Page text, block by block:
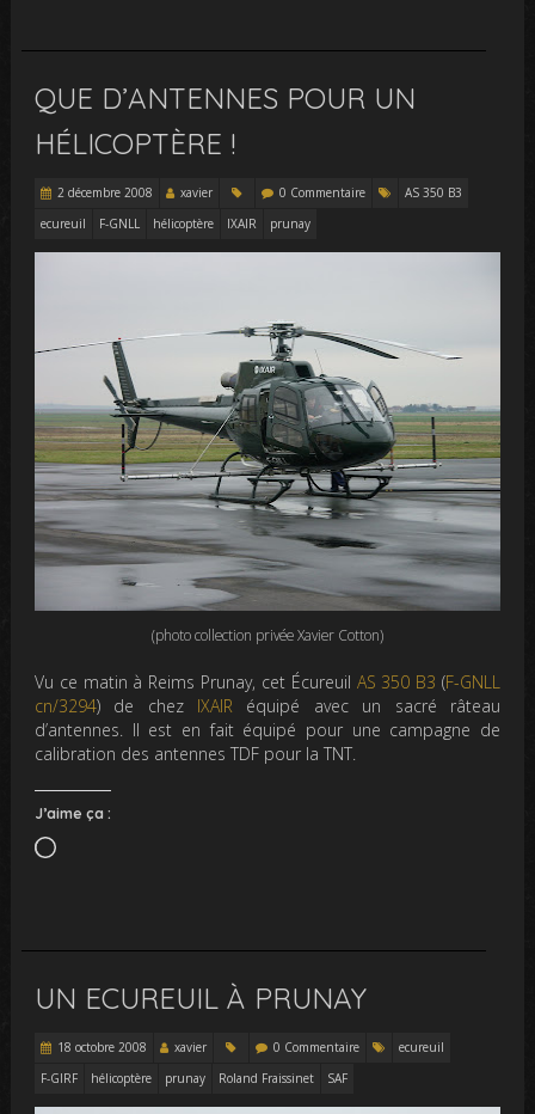
QUE D’ANTENNES POUR UN
HÉLICOPTÈRE !
2 décembre 2008 xavier 0 Commentaire
AS 350 B3
ecureuil
F-GNLL hélicoptère IXAIR prunay
(photo collection privée Xavier Cotton)
Vu ce matin à Reims Prunay, cet Écureuil AS 350 B3 (F-GNLL
cn/3294) de chez IXAIR équipé avec un sacré râteau
d’antennes. Il est en fait équipé pour une campagne de
calibration des antennes TDF pour la TNT.
J’aime ça :
Chargement…
UN ECUREUIL À PRUNAY
18 octobre 2008 xavier 0 Commentaire
ecureuil
F-GIRF
hélicoptère prunay Roland Fraissinet SAF